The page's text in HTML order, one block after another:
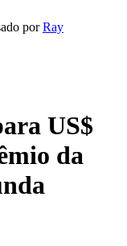
porRay
US$
da